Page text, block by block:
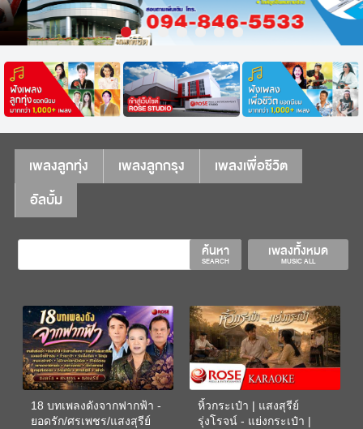
เพลงลูกทุ่ง เพลงลูกกรุง
เพลงเพื่อชีวิต
อัลบั้ม
เพลงทั้งหมด
MUSIC ALL
ค้นหา
SEARCH
18 บทเพลงดังจากฟากฟ้า -
ยอดรัก/ศรเพชร/แสงสุรีย์
หิ้วกระเป๋า | แสงสุรีย์
รุ่งโรจน์ - แย่งกระเป๋า |